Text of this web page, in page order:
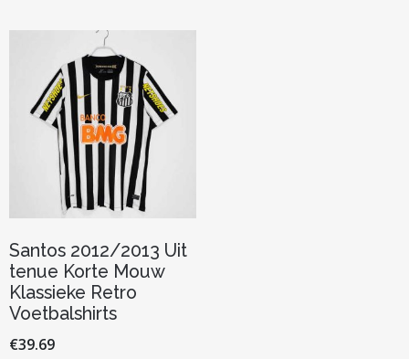
Santos 2012/2013 Uit
tenue Korte Mouw
Klassieke Retro
Voetbalshirts
€39.69